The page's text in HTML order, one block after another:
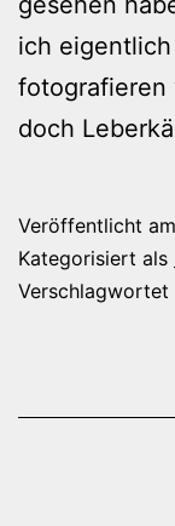
ich
fotografieren
doch
Veröffentlicht am
Kategorisiert als
Verschlagwortet